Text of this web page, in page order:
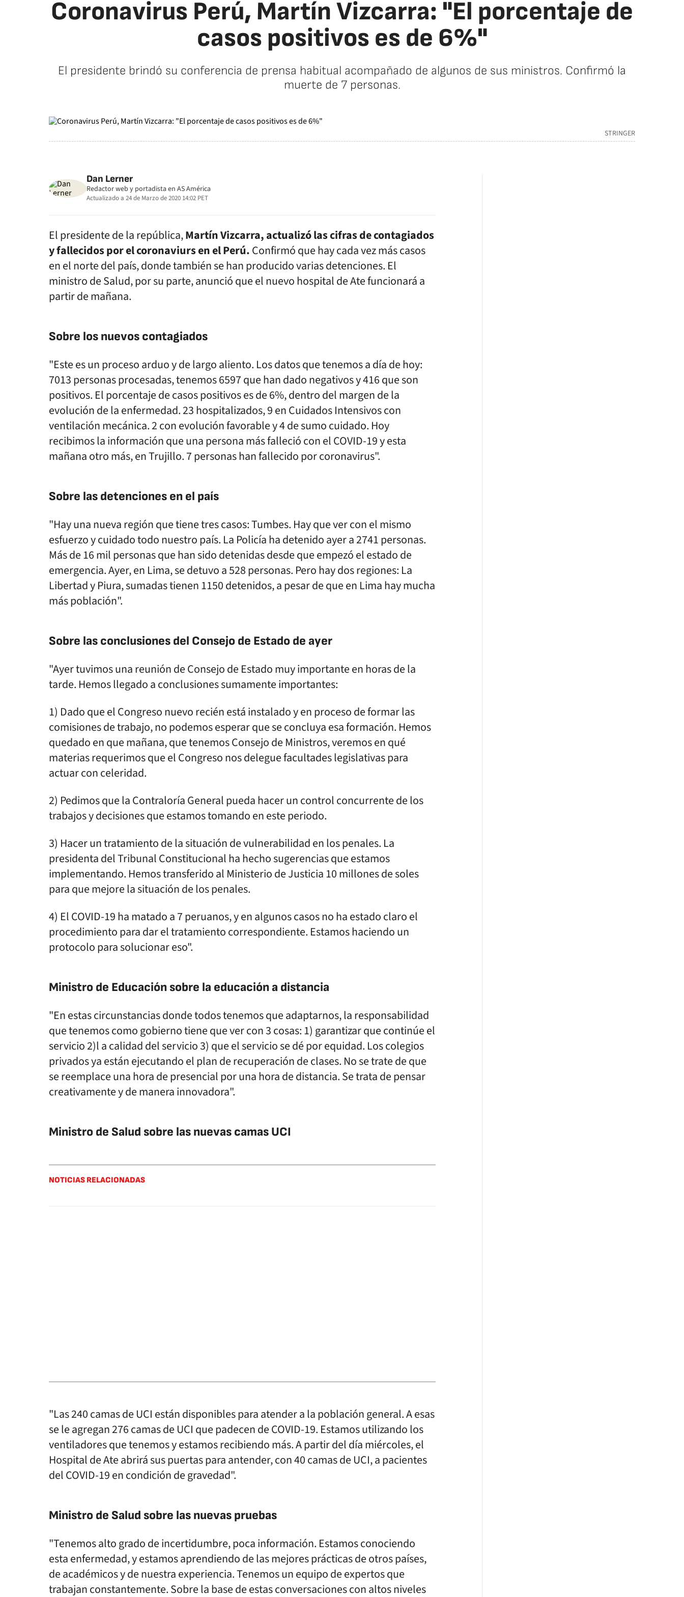
Coronavirus Perú, Martín Vizcarra: "El porcentaje de
casos positivos es de 6%"
El presidente brindó su conferencia de prensa habitual acompañado de algunos de sus ministros. Confirmó la
muerte de 7 personas.
STRINGER
Dan Lerner
Redactor web y portadista en AS América
Actualizado a 24 de Marzo de 2020 14:02 PET
El presidente de la república,Martín Vizcarra, actualizó las cifras de contagiados
y fallecidos por el coronaviurs en el Perú.Confirmó que hay cada vez más casos
en el norte del país, donde también se han producido varias detenciones. El
ministro de Salud, por su parte, anunció que el nuevo hospital de Ate funcionará a
partir de mañana.
Sobre los nuevos contagiados
"Este es un proceso arduo y de largo aliento. Los datos que tenemos a día de hoy:
7013 personas procesadas, tenemos 6597 que han dado negativos y 416 que son
positivos. El porcentaje de casos positivos es de 6%, dentro del margen de la
evolución de la enfermedad. 23 hospitalizados, 9 en Cuidados Intensivos con
ventilación mecánica. 2 con evolución favorable y 4 de sumo cuidado. Hoy
recibimos la información que una persona más falleció con el COVID-19 y esta
mañana otro más, en Trujillo. 7 personas han fallecido por coronavirus".
Sobre las detenciones en el país
"Hay una nueva región que tiene tres casos: Tumbes. Hay que ver con el mismo
esfuerzo y cuidado todo nuestro país. La Policía ha detenido ayer a 2741 personas.
Más de 16 mil personas que han sido detenidas desde que empezó el estado de
emergencia. Ayer, en Lima, se detuvo a 528 personas. Pero hay dos regiones: La
Libertad y Piura, sumadas tienen 1150 detenidos, a pesar de que en Lima hay mucha
más población".
Sobre las conclusiones del Consejo de Estado de ayer
"Ayer tuvimos una reunión de Consejo de Estado muy importante en horas de la
tarde. Hemos llegado a conclusiones sumamente importantes:
1) Dado que el Congreso nuevo recién está instalado y en proceso de formar las
comisiones de trabajo, no podemos esperar que se concluya esa formación. Hemos
quedado en que mañana, que tenemos Consejo de Ministros, veremos en qué
materias requerimos que el Congreso nos delegue facultades legislativas para
actuar con celeridad.
2) Pedimos que la Contraloría General pueda hacer un control concurrente de los
trabajos y decisiones que estamos tomando en este periodo.
3) Hacer un tratamiento de la situación de vulnerabilidad en los penales. La
presidenta del Tribunal Constitucional ha hecho sugerencias que estamos
implementando. Hemos transferido al Ministerio de Justicia 10 millones de soles
para que mejore la situación de los penales.
4) El COVID-19 ha matado a 7 peruanos, y en algunos casos no ha estado claro el
procedimiento para dar el tratamiento correspondiente. Estamos haciendo un
protocolo para solucionar eso".
Ministro de Educación sobre la educación a distancia
"En estas circunstancias donde todos tenemos que adaptarnos, la responsabilidad
que tenemos como gobierno tiene que ver con 3 cosas: 1) garantizar que continúe el
servicio 2)l a calidad del servicio 3) que el servicio se dé por equidad. Los colegios
privados ya están ejecutando el plan de recuperación de clases. No se trate de que
se reemplace una hora de presencial por una hora de distancia. Se trata de pensar
creativamente y de manera innovadora".
Ministro de Salud sobre las nuevas camas UCI
NOTICIAS RELACIONADAS
"Las 240 camas de UCI están disponibles para atender a la población general. A esas
se le agregan 276 camas de UCI que padecen de COVID-19. Estamos utilizando los
ventiladores que tenemos y estamos recibiendo más. A partir del día miércoles, el
Hospital de Ate abrirá sus puertas para antender, con 40 camas de UCI, a pacientes
del COVID-19 en condición de gravedad".
Ministro de Salud sobre las nuevas pruebas
"Tenemos alto grado de incertidumbre, poca información. Estamos conociendo
esta enfermedad, y estamos aprendiendo de las mejores prácticas de otros países,
de académicos y de nuestra experiencia. Tenemos un equipo de expertos que
trabajan constantemente. Sobre la base de estas conversaciones con altos niveles